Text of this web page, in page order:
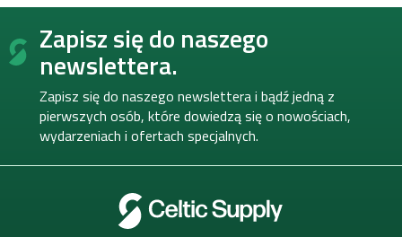
S
Zapisz się do naszego
newslettera.
Zapisz się do naszego newslettera i bądź jedną z
pierwszych osób, które dowiedzą się o nowościach,
wydarzeniach i ofertach specjalnych.